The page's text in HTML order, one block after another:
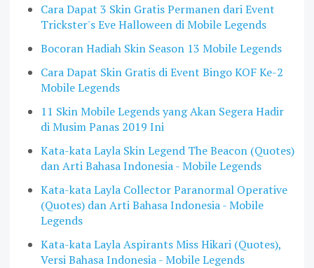
Cara Dapat 3 Skin Gratis Permanen dari Event
Trickster's Eve Halloween di Mobile Legends
Bocoran Hadiah Skin Season 13 Mobile Legends
Cara Dapat Skin Gratis di Event Bingo KOF Ke-2
Mobile Legends
11 Skin Mobile Legends yang Akan Segera Hadir
di Musim Panas 2019 Ini
Kata-kata Layla Skin Legend The Beacon (Quotes)
dan Arti Bahasa Indonesia - Mobile Legends
Kata-kata Layla Collector Paranormal Operative
(Quotes) dan Arti Bahasa Indonesia - Mobile
Legends
Kata-kata Layla Aspirants Miss Hikari (Quotes),
Versi Bahasa Indonesia - Mobile Legends